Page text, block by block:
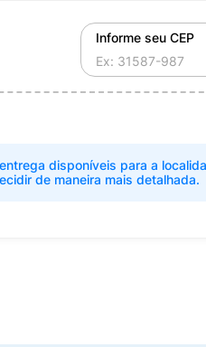
Informe seu CEP
disponíveis para a
de maneira mais detalhada.